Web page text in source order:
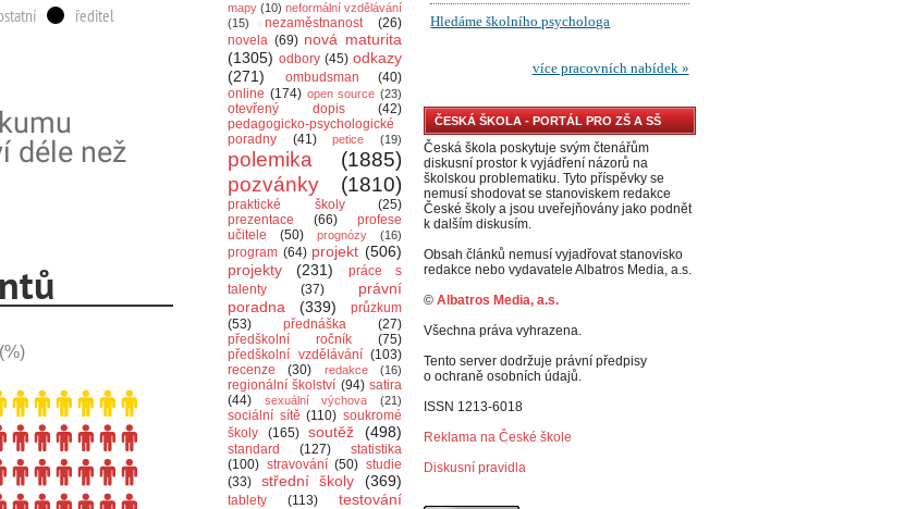
mapy (10) neformální vzdělávání
(15)
nezaměstnanost
(26)
novela (69) nová maturita
(1305) odbory (45) odkazy
(271)
ombudsman
(40)
online (174) open source (23)
otevřený dopis
(42)
pedagogicko-psychologické
poradny
(41) petice (19)
polemika
(1885)
pozvánky
(1810)
praktické školy
(25)
prezentace
(66)
profese
učitele
(50) prognózy (16)
program (64) projekt (506)
projekty
(231)
práce s
talenty
(37)
právní
poradna
(339)
průzkum
(53)
přednáška
(27)
předškolní ročník
(75)
předškolní vzdělávání (103)
recenze
(30) redakce (16)
regionální školství (94) satira
(44)
sexuální výchova (21)
sociální sítě (110) soukromé
školy
(165) soutěž (498)
standard (127)
statistika
(100) stravování (50) studie
(33)
střední školy (369)
tablety (113)
testování
ČESKÁ ŠKOLA - PORTÁL PRO ZŠ A SŠ
Česká škola poskytuje svým čtenářům
diskusní prostor k vyjádření názorů na
školskou problematiku. Tyto příspěvky se
nemusí shodovat se stanoviskem redakce
České školy a jsou uveřejňovány jako podnět
k dalším diskusím.
Obsah článků nemusí vyjadřovat stanovisko
redakce nebo vydavatele Albatros Media, a.s.
© Albatros Media, a.s.
Všechna práva vyhrazena.
Tento server dodržuje právní předpisy
o ochraně osobních údajů.
ISSN 1213-6018
Reklama na České škole
Diskusní pravidla